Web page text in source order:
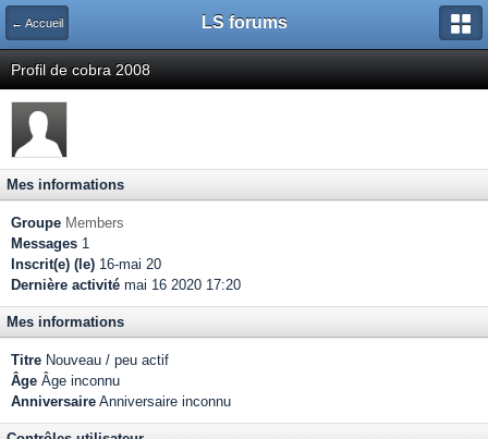
← Accueil LS forums
Profil de cobra 2008
Mes informations
Groupe Members
Messages 1
Inscrit(e) (le) 16-mai 20
Dernière activité mai 16 2020 17:20
Mes informations
Titre Nouveau / peu actif
Âge Âge inconnu
Anniversaire Anniversaire inconnu